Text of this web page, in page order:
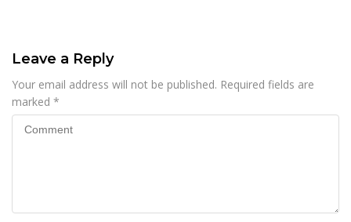
Leave a Reply
Your email address will not be published. Required fields are
marked *